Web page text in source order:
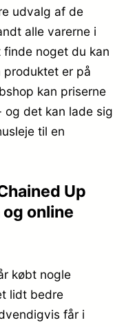
udvalg af de
alle varerne i
noget du kan
produktet er på
kan priserne
og det kan lade sig
til en
Up
online
købt nogle
lidt bedre
får i